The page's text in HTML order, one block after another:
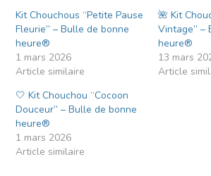
Kit Chouchous “Petite Pause
Fleurie” – Bulle de bonne
heure®
1 mars 2026
Article similaire
🌺 Kit
Vintage” –
heure®
13 mars
Article
🤍 Kit Chouchou “Cocoon
Douceur” – Bulle de bonne
heure®
1 mars 2026
Article similaire